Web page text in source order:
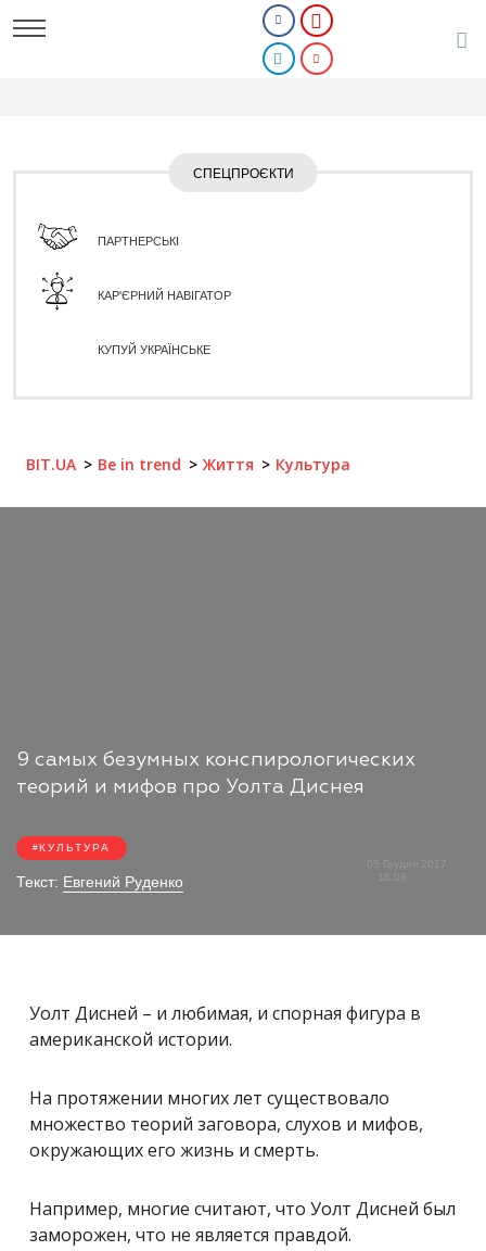
СПЕЦПРОЄКТИ
ПАРТНЕРСЬКІ
КАР'ЄРНИЙ НАВІГАТОР
КУПУЙ УКРАЇНСЬКЕ
BIT.UA Be in trend Життя Культура
9 самых безумных конспирологических
теорий и мифов про Уолта Диснея
КУЛЬТУРА
Текст: Евгений Руденко
05 Грудня 2017
Уолт Дисней – и любимая, и спорная фигура в
американской истории.
На протяжении многих лет существовало
множество теорий заговора, слухов и мифов,
окружающих его жизнь и смерть.
Например, многие считают, что Уолт Дисней был
заморожен, что не является правдой.